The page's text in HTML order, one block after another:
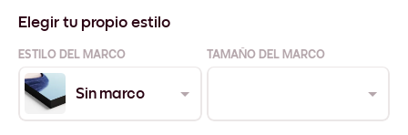
Elegir tu propio estilo
ESTILO DEL MARCO TAMAÑO DEL MARCO
Sin marco